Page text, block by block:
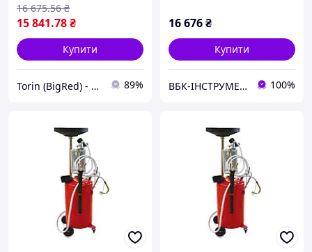
15 841.78₴
16 675.56 ₴
Купити
Torin (BigRed) - гаражне обладнання 89%
16 676₴
Купити
ВБК-ІНСТРУМЕНТ 100%